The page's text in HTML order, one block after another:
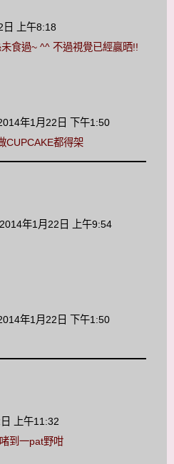
日 上午8:18
食過~ ^^ 不過視覺已經贏晒!!
年1月22日 下午1:50
CUPCAKE都得架
2014年1月22日 上午9:54
年1月22日 下午1:50
上午11:32
到一pat野咁